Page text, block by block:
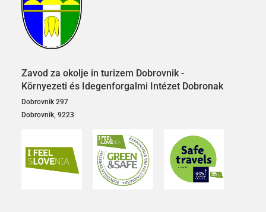
Zavod za okolje in turizem Dobrovnik -
Környezeti és Idegenforgalmi Intézet Dobronak
Dobrovnik 297
Dobrovnik, 9223